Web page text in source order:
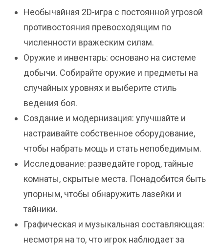
Необычайная 2D-игра с постоянной угрозой
противостояния превосходящим по
численности вражеским силам.
Оружие и инвентарь: основано на системе
добычи. Собирайте оружие и предметы на
случайных уровнях и выберите стиль
ведения боя.
Создание и модернизация: улучшайте и
настраивайте собственное оборудование,
чтобы набрать мощь и стать непобедимым.
Исследование: разведайте город, тайные
комнаты, скрытые места. Понадобится быть
упорным, чтобы обнаружить лазейки и
тайники.
Графическая и музыкальная составляющая:
несмотря на то, что игрок наблюдает за